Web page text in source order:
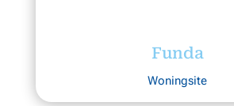
Funda
Woningsite